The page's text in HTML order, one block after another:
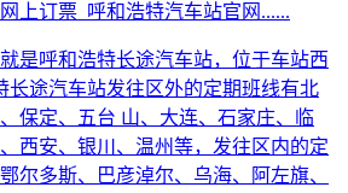
上订票_呼和浩特汽车站官网......
是呼和浩特长途汽车站，位于车站西
长途汽车站发往区外的定期班线有北
保定、五台 山、大连、石家庄、临
西安、银川、温州等，发往区内的定
尔多斯、巴彦淖尔、乌海、阿左旗、